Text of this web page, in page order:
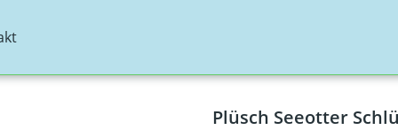
Plüsch Seeotter